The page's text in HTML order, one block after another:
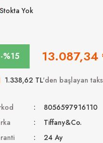
Stokta Yok
-%15 13.087,34
1.338,62 TL'den başlayan
8056597916110
Tiffany&Co.
24 Ay